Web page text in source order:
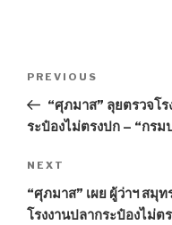
Previous
Post
PREVIOUS
“ศุภมาส” ลุยตรวจโ
ระป๋องไม่ตรงปก – “กร
Next
Post
NEXT
“ศุภมาส” เผย ผู้ว่าฯ สมุ
โรงงานปลากระป๋องไม่ต